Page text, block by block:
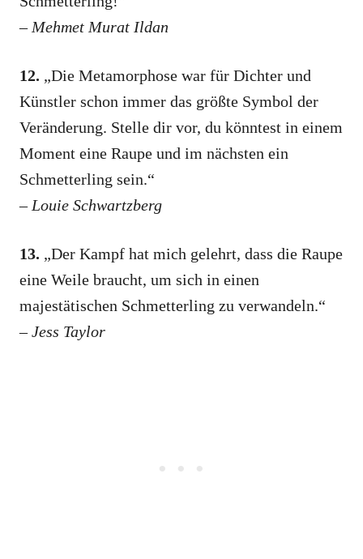
– Mehmet Murat Ildan
12. „Die Metamorphose war für Dichter und
Künstler schon immer das größte Symbol der
Veränderung. Stelle dir vor, du könntest in einem
Moment eine Raupe und im nächsten ein
Schmetterling sein.“
– Louie Schwartzberg
13. „Der Kampf hat mich gelehrt, dass die Raupe
eine Weile braucht, um sich in einen
majestätischen Schmetterling zu verwandeln.“
–Jess Taylor